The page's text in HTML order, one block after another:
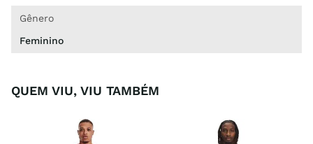
Gênero
Feminino
QUEM VIU, VIU TAMBÉM